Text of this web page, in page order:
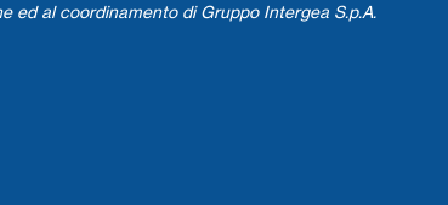
ed al coordinamento di Gruppo Intergea S.p.A.